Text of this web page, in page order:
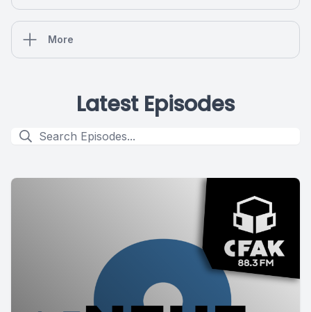
More
Latest Episodes